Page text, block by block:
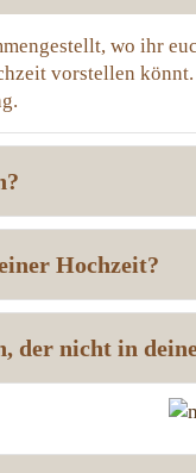
wo ihr
vorstellen
Hochzeit?
der nicht in